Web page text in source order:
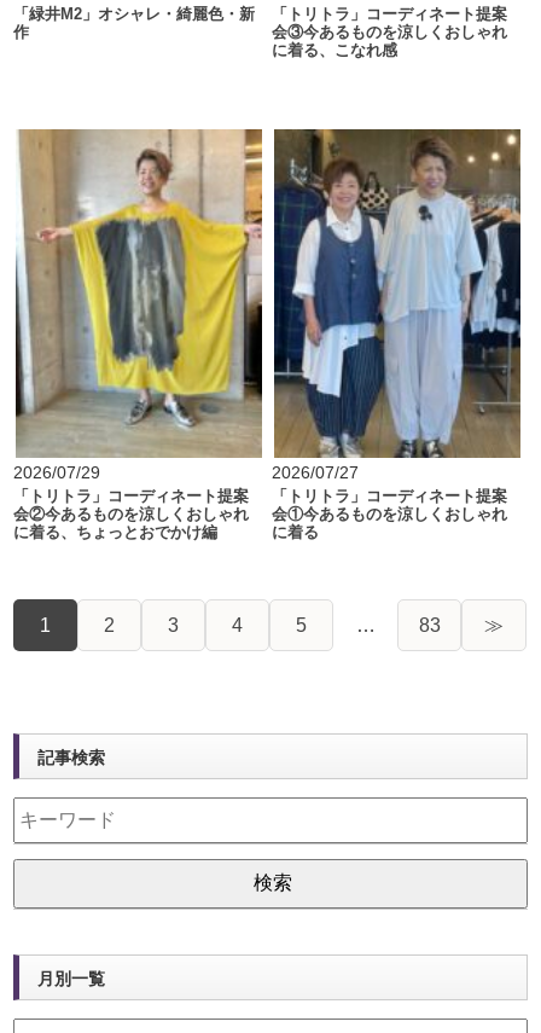
「緑井M2」オシャレ・綺麗色・新
作
「トリトラ」コーディネート提案
会③今あるものを涼しくおしゃれ
に着る、こなれ感
2026/07/29
「トリトラ」コーディネート提案
会②今あるものを涼しくおしゃれ
に着る、ちょっとおでかけ編
2026/07/27
「トリトラ」コーディネート提案
会①今あるものを涼しくおしゃれ
に着る
1 2 3 4 5 … 83 ≫
記事検索
月別一覧